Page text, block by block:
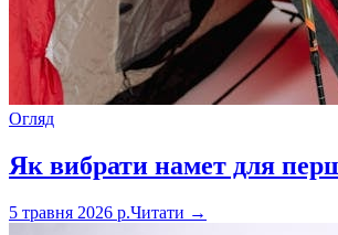
Огляд
Як вибрати намет для
5 травня 2026 р.Читати →